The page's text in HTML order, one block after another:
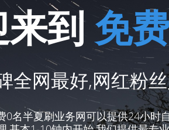
来到免
全网最好,网红粉
0名半夏刷业务网可以提供24小时